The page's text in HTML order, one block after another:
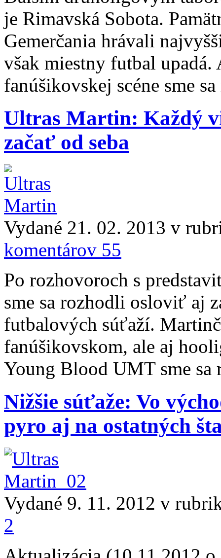
je Rimavská Sobota.
Gemerčania hrávali
však miestny futbal upadá.
fanúšikovskej scéne sme
Ultras Martin: Každý
začať od seba
Vydané 21. 02. 2013 v
komentárov 55
Po rozhovoroch s
sme sa rozhodli osloviť aj
futbalových súťaží.
fanúšikovskom, ale aj
Young Blood UMT sme
Nižšie súťaže: Vo
pyro aj na ostatných
Vydané 9. 11. 2012 v
2